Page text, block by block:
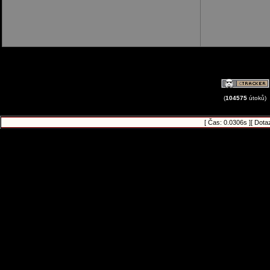
(104575 útoků)
[ Čas: 0.0306s ][